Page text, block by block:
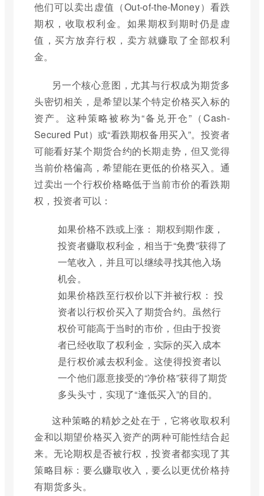
他们可以卖出虚值（Out-of-the-Money）看跌
期权，收取权利金。如果期权到期时仍是虚
值，买方放弃行权，卖方就赚取了全部权利
金。
另一个核心意图，尤其与行权成为期货多
头密切相关，是希望以某个特定价格买入标的
资产。这种策略被称为“备兑开仓”（Cash-
Secured Put）或“看跌期权备用买入”。投资者
可能看好某个期货合约的长期走势，但又觉得
当前价格偏高，希望能在更低的价格买入。通
过卖出一个行权价格略低于当前市价的看跌期
权，投资者可以：
如果价格不跌或上涨： 期权到期作废，
投资者赚取权利金，相当于“免费”获得了
一笔收入，并且可以继续寻找其他入场
机会。
如果价格跌至行权价以下并被行权： 投
资者以行权价买入了期货合约。虽然行
权价可能高于当时的市价，但由于投资
者已经收取了权利金，实际的买入成本
是行权价减去权利金。这使得投资者以
一个他们愿意接受的“净价格”获得了期货
多头头寸，实现了“逢低买入”的目的。
这种策略的精妙之处在于，它将收取权利
金和以期望价格买入资产的两种可能性结合起
来。无论期权是否被行权，投资者都实现了其
策略目标：要么赚取收入，要么以更优价格持
有期货多头。